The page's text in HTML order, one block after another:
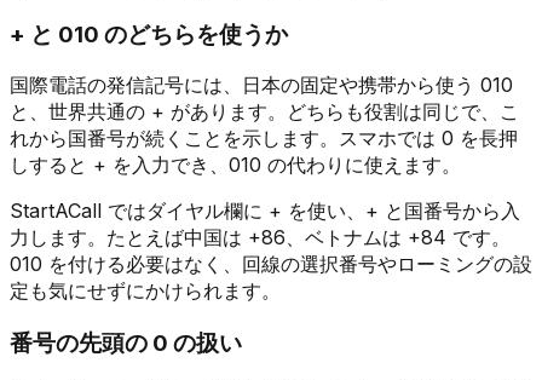
+ と 010 のどちらを使うか
国際電話の発信記号には、日本の固定や携帯から使う 010
と、世界共通の + があります。どちらも役割は同じで、こ
れから国番号が続くことを示します。スマホでは 0 を長押
しすると + を入力でき、010 の代わりに使えます。
StartACall ではダイヤル欄に + を使い、+ と国番号から入
力します。たとえば中国は +86、ベトナムは +84 です。
010 を付ける必要はなく、回線の選択番号やローミングの設
定も気にせずにかけられます。
番号の先頭の 0 の扱い